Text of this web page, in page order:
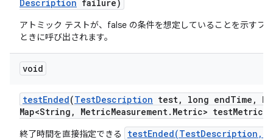
Description failure)
アトミック テストが、false の条件を想定していることを示すフ
ときに呼び出されます。
void
testEnded(TestDescription test, long endTime ,
Map<String , MetricMeasurement. Metric> testMetrics)
終了時間を直接指定できる